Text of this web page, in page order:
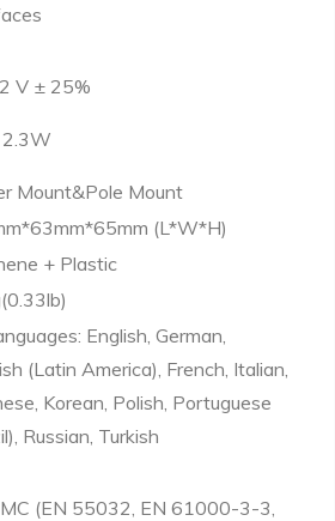
V ± 25%
Mount&Pole Mount
(L*W*H)
+ Plastic
English, German,
(Latin America), French, Italian,
Korean, Polish, Portuguese
Russian, Turkish
(EN 55032, EN 61000-3-3,